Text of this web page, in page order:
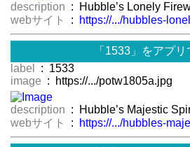
description : Hubble’s Lonely
webサイト
: https://.../hubbles-
「1533」をアプリ
label
: 1533
image : https://.../potw1805a.jpg
description : Hubble’s Majestic
webサイト
: https://.../hubbles-